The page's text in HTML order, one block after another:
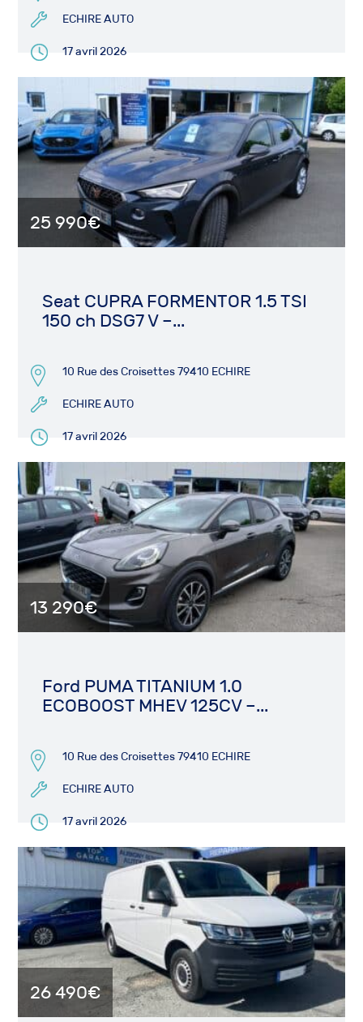
ECHIRE AUTO
17 avril 2026
25 990€
Seat CUPRA FORMENTOR 1.5 TSI
150 ch DSG7 V –...
10 Rue des Croisettes 79410 ECHIRE
ECHIRE AUTO
17 avril 2026
13 290€
Ford PUMA TITANIUM 1.0
ECOBOOST MHEV 125CV –...
10 Rue des Croisettes 79410 ECHIRE
ECHIRE AUTO
17 avril 2026
26 490€